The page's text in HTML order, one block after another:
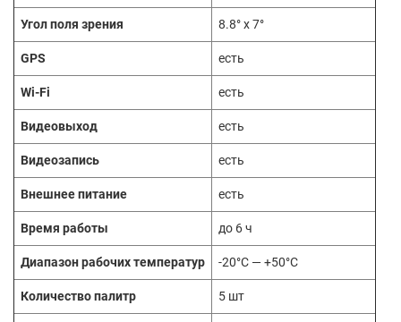
Угол поля зрения 8.8° x 7°
GPS есть
Wi-Fi есть
Видеовыход есть
Видеозапись есть
Внешнее питание есть
Время работы до 6 ч
Диапазон рабочих температур -20°С — +50°С
Количество палитр 5 шт